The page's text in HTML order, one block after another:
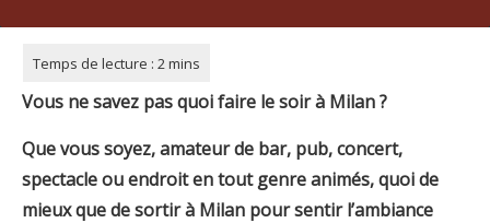
Vous ne savez pas quoi faire le soir à Milan ?
Que vous soyez, amateur de bar, pub, concert,
spectacle ou endroit en tout genre animés, quoi de
mieux que de sortir à Milan pour sentir l’ambiance